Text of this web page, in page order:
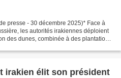
presse - 30 décembre 2025)* Face à
les autorités irakiennes déploient
des dunes, combinée à des plantations
irakien élit son président